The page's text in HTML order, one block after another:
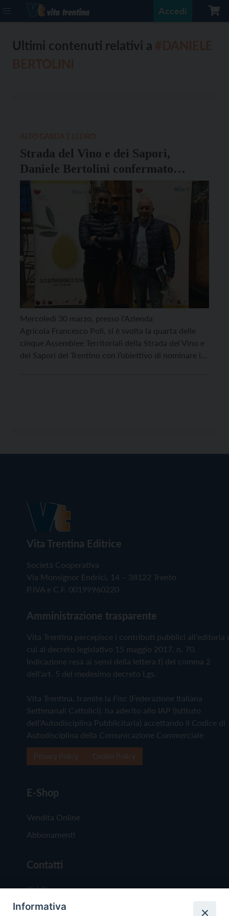
Accedi
Ultimi contenuti relativi a
Strada del Vino e dei Sapori,
Daniele Bertolini confermato
Presidente del Comitato Lago di
Garda-Dolomiti di Brenta
Mercoledì 30 marzo, presso l’Azienda
Agricola Francesco Poli, si è svolta la quarta delle
cinque Assemblee Territoriali della Strada del Vino e
dei Sapori del Trentino con l’obiettivo di nominare i
Vita Trentina Editrice
Società Cooperativa
Via Monsignor Endrici, 14 – 38122 Trento
P.IVA e C.F. 00199960220
Amministrazione trasparente
Vita Trentina percepisce i contributi pubblici all'editoria
cui al decreto legislativo 15 maggio 2017, n. 70.
Indicazione resa ai sensi della lettera f) del comma 2
dell'art. 5 del medesimo decreto Lgs.
Vita Trentina, tramite la Fisc (Federazione Italiana
Settimanali Cattolici), ha aderito allo IAP (Istituto
dell'Autodisciplina Pubblicitaria) accettando il Codice di
Autodisciplina della Comunicazione Commerciale
E-Shop
Vendita Online
Abbonamenti
Contatti
Chi Siamo
Redazione
Informativa